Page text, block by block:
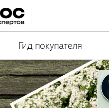
Гид покупателя